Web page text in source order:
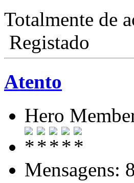
Totalmente de
Registado
Atento
Hero
Mensagens: